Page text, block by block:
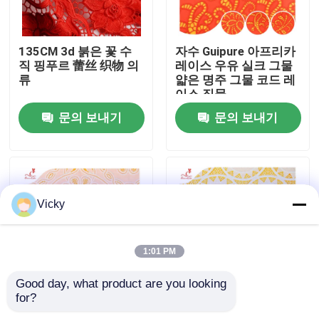
우리에 대하여
공장 여행
품질 관리
인용문을 요구하세요
수를 놓은 레이스 직물
135CM 3d 붉은 꽃 수
직 핑푸르 蕾丝 织物 의
류
문의 보내기
자수 Guipure 아프리카
레이스 우유 실크 그물
얇은 명주 그물 코드 레
이스 직물
문의 보내기
명부 기퓌르 레이스 끈
Vicky
1:01 PM
Good day, what product are you looking
for?